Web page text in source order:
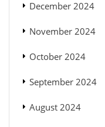
December 2024
November 2024
October 2024
September 2024
August 2024